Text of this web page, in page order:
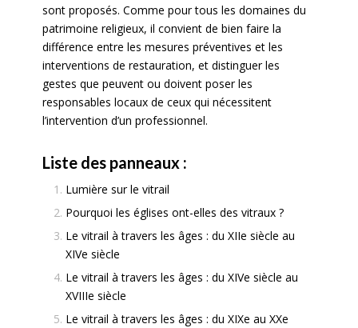
sont proposés. Comme pour tous les domaines du
patrimoine religieux, il convient de bien faire la
différence entre les mesures préventives et les
interventions de restauration, et distinguer les
gestes que peuvent ou doivent poser les
responsables locaux de ceux qui nécessitent
l’intervention d’un professionnel.
Liste des panneaux :
Lumière sur le vitrail
Pourquoi les églises ont-elles des vitraux ?
Le vitrail à travers les âges : du XIIe siècle au
XIVe siècle
Le vitrail à travers les âges : du XIVe siècle au
XVIIIe siècle
Le vitrail à travers les âges : du XIXe au XXe